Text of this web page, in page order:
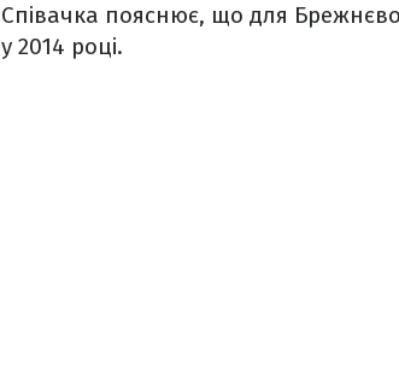
Співачка пояснює, що для
у 2014 році.